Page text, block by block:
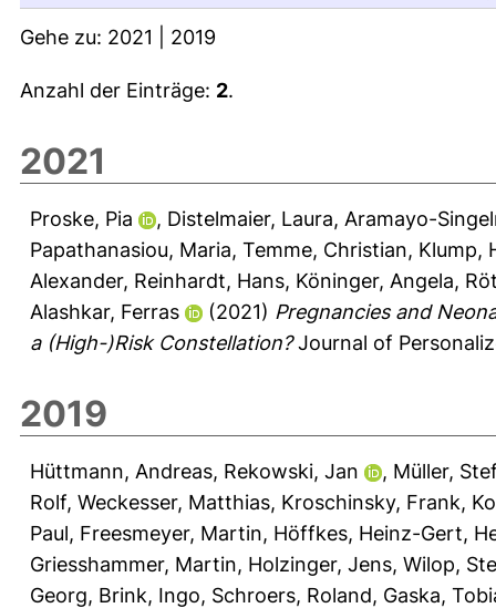
Gehe zu: 2021 2019
Anzahl der Einträge: 2.
2021
Proske, Pia , Distelmaier, Laura, Aramayo-
Papathanasiou, Maria, Temme, Christian, Klump,
Alexander, Reinhardt, Hans, Köninger, Angela,
Alashkar, Ferras
(2021) Pregnancies and
a (High-)Risk Constellation?Journal of
2019
Hüttmann, Andreas, Rekowski, Jan , Müller,
Rolf, Weckesser, Matthias, Kroschinsky, Frank,
Paul, Freesmeyer, Martin, Höffkes, Heinz-Gert,
Griesshammer, Martin, Holzinger, Jens, Wilop,
Georg, Brink, Ingo, Schroers, Roland, Gaska,